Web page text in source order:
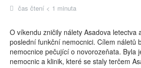
čas čtení < 1 minuta
O víkendu zničily nálety Asadova letectva
poslední funkční nemocnici. Cílem náletů
nemocnice pečující o novorozeňata. Byla
nemocnic a klinik, které se staly terčem